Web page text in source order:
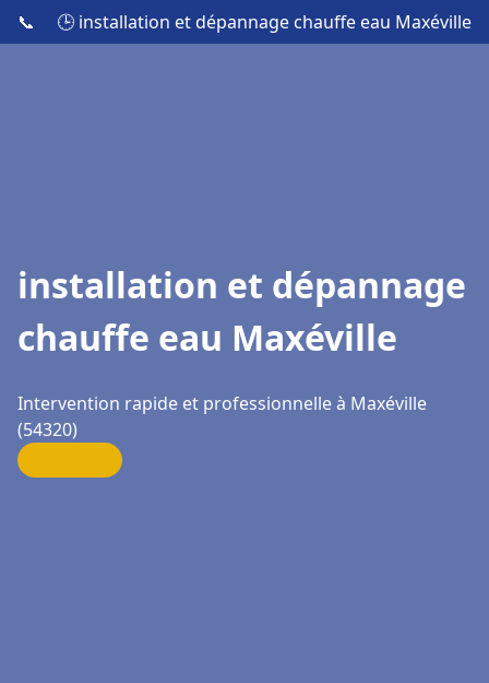
📞 🕒 installation et dépannage chauffe eau Maxéville
installation et dépannage
chauffe eau Maxéville
Intervention rapide et professionnelle à Maxéville
(54320)